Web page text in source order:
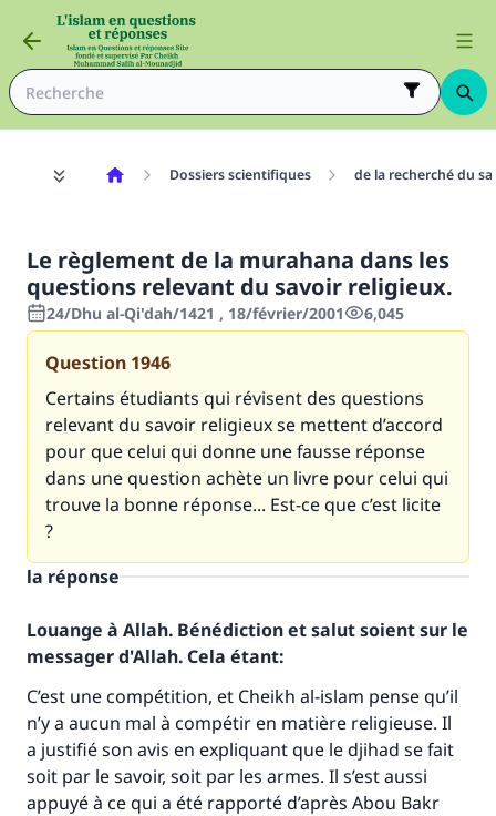
Dossiers scientifiques de la recherché du
Le règlement de la murahana dans les
questions relevant du savoir religieux.
24/Dhu al-Qi'dah/1421 , 18/février/2001 6,045
Question 1946
Certains étudiants qui révisent des questions
relevant du savoir religieux se mettent d’accord
pour que celui qui donne une fausse réponse
dans une question achète un livre pour celui qui
trouve la bonne réponse... Est-ce que c’est licite
?
la réponse
Louange à Allah. Bénédiction et salut soient sur le
messager d'Allah. Cela étant:
C’est une compétition, et Cheikh al-islam pense qu’il
n’y a aucun mal à compétir en matière religieuse. Il
a justifié son avis en expliquant que le djihad se fait
soit par le savoir, soit par les armes. Il s’est aussi
appuyé à ce qui a été rapporté d’après Abou Bakr